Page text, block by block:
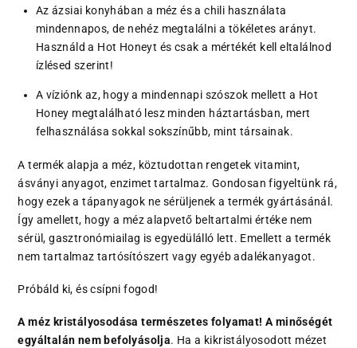
Az ázsiai konyhában a méz és a chili használata
mindennapos, de nehéz megtalálni a tökéletes arányt.
Használd a Hot Honeyt és csak a mértékét kell eltalálnod
ízlésed szerint!
A víziónk az, hogy a mindennapi szószok mellett a Hot
Honey megtalálható lesz minden háztartásban, mert
felhasználása sokkal sokszínűbb, mint társainak.
A termék alapja a méz, köztudottan rengetek vitamint,
ásványi anyagot, enzimet tartalmaz. Gondosan figyeltünk rá,
hogy ezek a tápanyagok ne sérüljenek a termék gyártásánál.
Így amellett, hogy a méz alapvető beltartalmi értéke nem
sérül, gasztronómiailag is egyedülálló lett. Emellett a termék
nem tartalmaz tartósítószert vagy egyéb adalékanyagot.
Próbáld ki, és csípni fogod!
A méz kristályosodása természetes folyamat! A minőségét
egyáltalán nem befolyásolja. Ha a kikristályosodott mézet